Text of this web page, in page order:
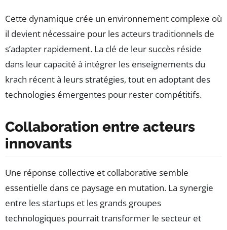
Cette dynamique crée un environnement complexe où
il devient nécessaire pour les acteurs traditionnels de
s’adapter rapidement. La clé de leur succès réside
dans leur capacité à intégrer les enseignements du
krach récent à leurs stratégies, tout en adoptant des
technologies émergentes pour rester compétitifs.
Collaboration entre acteurs
innovants
Une réponse collective et collaborative semble
essentielle dans ce paysage en mutation. La synergie
entre les startups et les grands groupes
technologiques pourrait transformer le secteur et